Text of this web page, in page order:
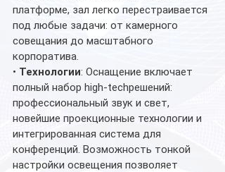
платформе, зал легко перестраивается
под любые задачи: от камерного
совещания до масштабного
корпоратива.
• Технологии: Оснащение включает
полный набор high-techрешений:
профессиональный звук и свет,
новейшие проекционные технологии и
интегрированная система для
конференций. Возможность тонкой
настройки освещения позволяет